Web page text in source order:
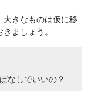
大きなものは仮に移
ましょう。
なしでいいの？